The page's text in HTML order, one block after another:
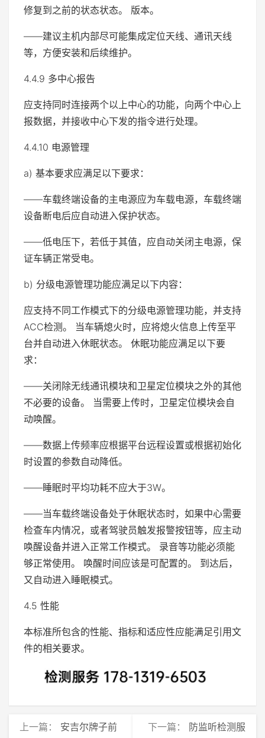
修复到之前的状态状态。 版本。
——建议主机内部尽可能集成定位天线、通讯天线
等，方便安装和后续维护。
4.4.9 多中心报告
应支持同时连接两个以上中心的功能，向两个中心上
报数据，并接收中心下发的指令进行处理。
4.4.10 电源管理
a) 基本要求应满足以下要求：
——车载终端设备的主电源应为车载电源，车载终端
设备断电后应自动进入保护状态。
——低电压下，若低于其值，应自动关闭主电源，保
证车辆正常受电。
b) 分级电源管理功能应满足以下内容：
应支持不同工作模式下的分级电源管理功能，并支持
ACC检测。 当车辆熄火时，应将熄火信息上传至平
台并自动进入休眠状态。 休眠功能应满足以下要
求：
——关闭除无线通讯模块和卫星定位模块之外的其他
不必要的设备。 当需要上传时，卫星定位模块会自
动唤醒。
——数据上传频率应根据平台远程设置或根据初始化
时设置的参数自动降低。
——睡眠时平均功耗不应大于3W。
——当车载终端设备处于休眠状态时，如果中心需要
检查车内情况，或者驾驶员触发报警按钮等，应主动
唤醒设备并进入正常工作模式。 录音等功能必须能
够正常使用。 唤醒时间应该是可配置的。 到达后，
又自动进入睡眠模式。
4.5 性能
本标准所包含的性能、指标和适应性应能满足引用文
件的相关要求。
上一篇： 安吉尔牌子前
下一篇： 防监听检测服